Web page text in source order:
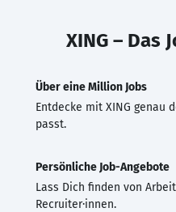
XING – Das
Über eine Million Jobs
Entdecke mit XING genau
passt.
Persönliche Job-Angebote
Lass Dich finden von
Recruiter·innen.